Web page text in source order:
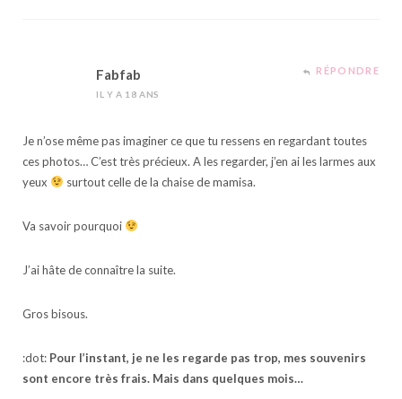
Fabfab
IL Y A 18 ANS
RÉPONDRE
Je n’ose même pas imaginer ce que tu ressens en regardant toutes
ces photos… C’est très précieux. A les regarder, j’en ai les larmes aux
yeux
surtout celle de la chaise de mamisa.
Va savoir pourquoi
J’ai hâte de connaître la suite.
Gros bisous.
:dot: Pour l’instant, je ne les regarde pas trop, mes souvenirs
sont encore très frais. Mais dans quelques mois…